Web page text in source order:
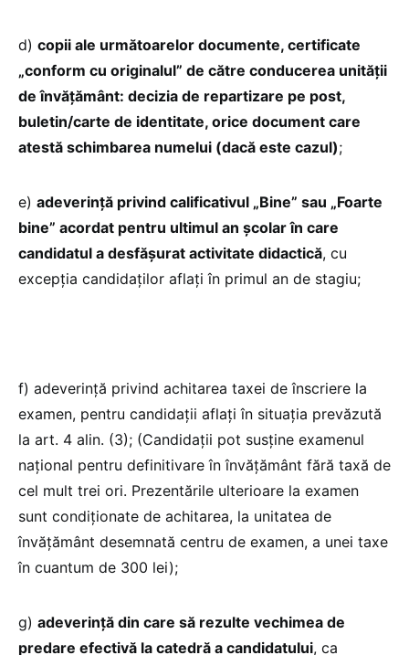
d) copii ale următoarelor documente, certificate
„conform cu originalul” de către conducerea unităţii
de învăţământ: decizia de repartizare pe post,
buletin/carte de identitate, orice document care
atestă schimbarea numelui (dacă este cazul);
e) adeverinţă privind calificativul „Bine” sau „Foarte
bine” acordat pentru ultimul an şcolar în care
candidatul a desfăşurat activitate didactică, cu
excepţia candidaţilor aflaţi în primul an de stagiu;
f) adeverinţă privind achitarea taxei de înscriere la
examen, pentru candidaţii aflaţi în situaţia prevăzută
la art. 4 alin. (3); (Candidaţii pot susține examenul
naţional pentru definitivare în învăţământ fără taxă de
cel mult trei ori. Prezentările ulterioare la examen
sunt condiționate de achitarea, la unitatea de
învăţământ desemnată centru de examen, a unei taxe
în cuantum de 300 lei);
g) adeverinţă din care să rezulte vechimea de
predare efectivă la catedră a candidatului, ca